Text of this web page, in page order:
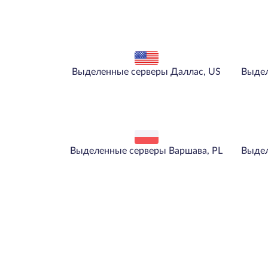
Выделенные серверы Даллас, US
Выделенные серверы Варшава, PL